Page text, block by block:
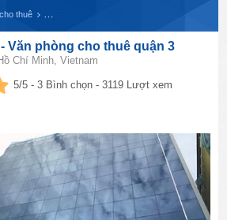
thuê
Văn phòng cho thuê quận 3
Chí Minh, Vietnam
5/5 -3 Bình chọn - 3119 Lượt xem